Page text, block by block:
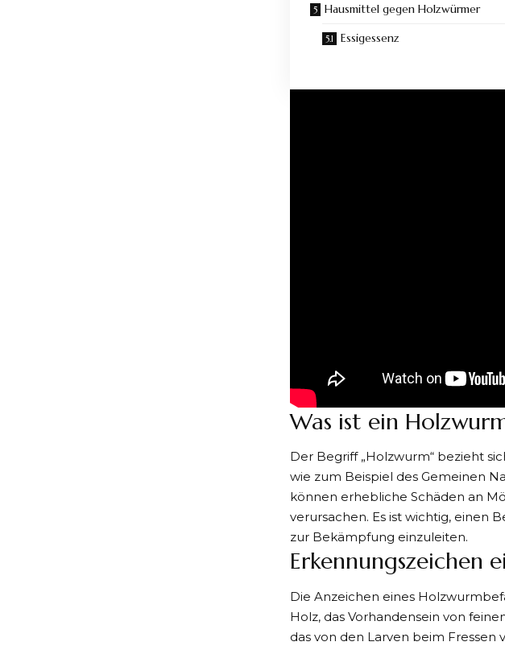
Hausmittel gegen Holzwürmer
Essigessenz
Was ist ein
Der Begriff „Holzwurm“ bezieht
wie zum Beispiel des Gemeinen
können erhebliche Schäden an
verursachen. Es ist wichtig, einen
zur Bekämpfung einzuleiten.
Erkennungszeichen
Die Anzeichen eines
Holz, das Vorhandensein von
das von den Larven beim